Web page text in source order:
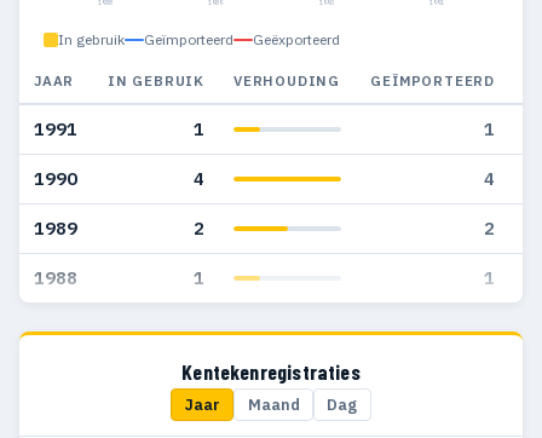
1988 1989 1990 1991
In gebruik Geïmporteerd Geëxporteerd
JAAR IN GEBRUIK VERHOUDING GEÏMPORTEERD
1991 1 1
1990 4 4
1989 2 2
1988 1 1
Kentekenregistraties
Jaar Maand Dag